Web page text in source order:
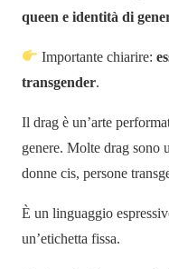
queen e identità di
Importante chiarire:
transgender.
Il drag è un’arte
genere. Molte drag sono
donne cis, persone
È un linguaggio
un’etichetta fissa.